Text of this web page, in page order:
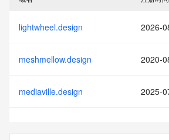
lightwheel.design 2026-
meshmellow.design 2020-
mediaville.design 2025-